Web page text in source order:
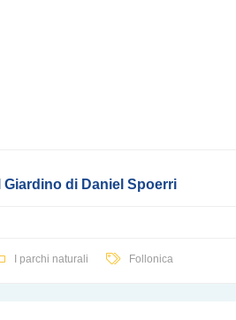
Il Giardino di Daniel Spoerri
I parchi naturali Follonica